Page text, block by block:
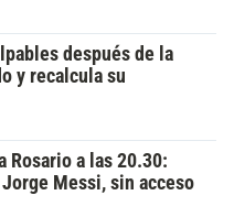
después de la
y recalcula su
Rosario a las 20.30:
Messi, sin acceso